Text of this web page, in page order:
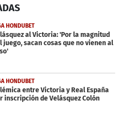
HONDUBET
al Victoria: 'Por la magnitud
juego, sacan cosas que no vienen al
HONDUBET
entre Victoria y Real España
inscripción de Velásquez Colón